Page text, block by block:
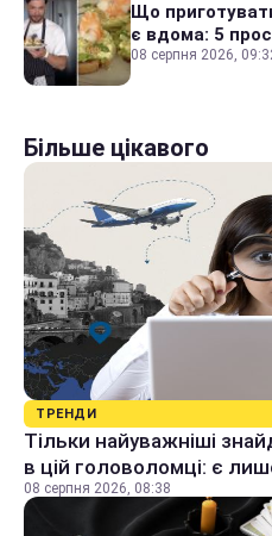
Що
є вдома: 5
08 серпня 2026,
Більше цікавого
ТРЕНДИ
Тільки найуважніші
в цій головоломці: є
08 серпня 2026, 08:38